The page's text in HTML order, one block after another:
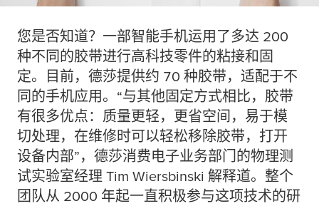
您是否知道？一部智能手机运用了多达 200
种不同的胶带进行高科技零件的粘接和固
定。目前，德莎提供约 70 种胶带，适配于不
同的手机应用。“与其他固定方式相比，胶带
有很多优点：质量更轻，更省空间，易于模
切处理，在维修时可以轻松移除胶带，打开
设备内部”，德莎消费电子业务部门的物理测
试实验室经理 Tim Wiersbinski 解释道。整个
团队从 2000 年起一直积极参与这项技术的研